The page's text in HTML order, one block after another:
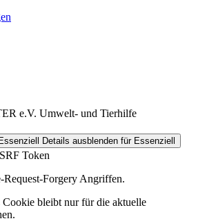
e.V. Umwelt- und Tierhilfe
Details ausblenden für Essenziell
Token
Request-Forgery Angriffen.
Cookie bleibt nur für die aktuelle